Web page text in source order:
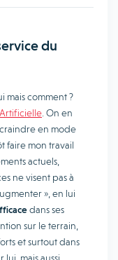
du
mais comment ?
. On en
en mode
faire mon travail
actuels,
ne visent pas à
», en lui
dans ses
sur le terrain,
et surtout dans